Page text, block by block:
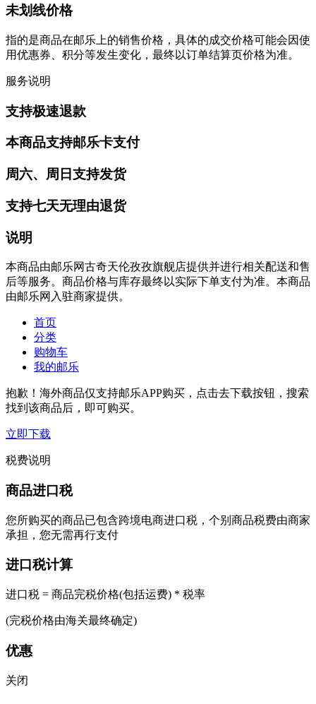
未划线价格
指的是商品在邮乐上的销售价格，具体的成交价格可能会因使
用优惠券、积分等发生变化，最终以订单结算页价格为准。
服务说明
支持极速退款
本商品支持邮乐卡支付
周六、周日支持发货
支持七天无理由退货
说明
本商品由邮乐网古奇天伦孜孜旗舰店提供并进行相关配送和售
后等服务。商品价格与库存最终以实际下单支付为准。本商品
由邮乐网入驻商家提供。
首页
分类
购物车
我的邮乐
抱歉！海外商品仅支持邮乐APP购买，点击去下载按钮，搜索
找到该商品后，即可购买。
立即下载
税费说明
商品进口税
您所购买的商品已包含跨境电商进口税，个别商品税费由商家
承担，您无需再行支付
进口税计算
进口税 = 商品完税价格(包括运费) * 税率
(完税价格由海关最终确定)
优惠
关闭